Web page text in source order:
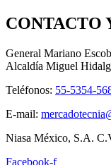
CONTACTO
General Mariano
Alcaldía Miguel
Teléfonos: 55-5354-
E-mail:
Niasa México, S.A.
Facebook-f